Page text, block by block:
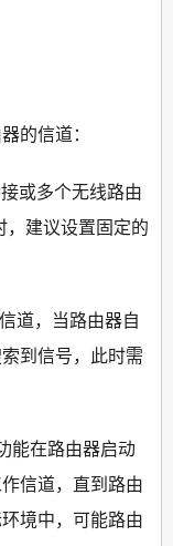
的信道：
或多个无线路由
，建议设置固定的
道，当路由器自
到信号，此时需
能在路由器启动
信道，直到路由
境中，可能路由